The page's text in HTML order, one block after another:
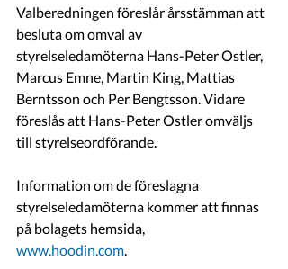
Valberedningen föreslår årsstämman att
besluta om omval av
styrelseledamöterna Hans-Peter Ostler,
Marcus Emne, Martin King, Mattias
Berntsson och Per Bengtsson. Vidare
föreslås att Hans-Peter Ostler omväljs
till styrelseordförande.
Information om de föreslagna
styrelseledamöterna kommer att finnas
på bolagets hemsida,
www.hoodin.com.